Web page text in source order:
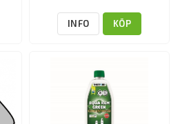
INFO KÖP